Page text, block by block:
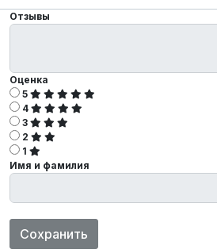
Отзывы
Оценка
5
4
3
2
1
Имя и фамилия
Сохранить